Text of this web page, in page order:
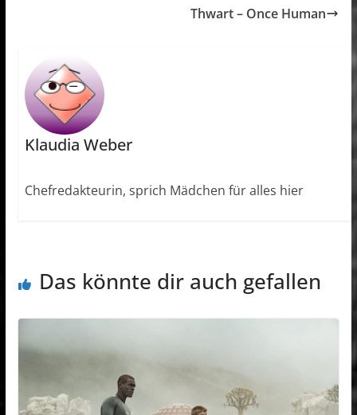
Thwart – Once Human
Klaudia Weber
Chefredakteurin, sprich Mädchen für alles hier
Das könnte dir auch gefallen